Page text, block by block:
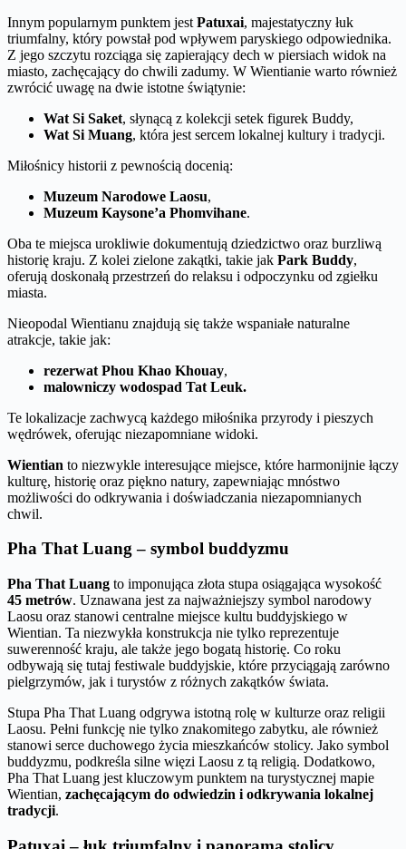
Innym popularnym punktem jest Patuxai, majestatyczny łuk
triumfalny, który powstał pod wpływem paryskiego odpowiednika.
Z jego szczytu rozciąga się zapierający dech w piersiach widok na
miasto, zachęcający do chwili zadumy. W Wientianie warto również
zwrócić uwagę na dwie istotne świątynie:
Wat Si Saket, słynącą z kolekcji setek figurek Buddy,
Wat Si Muang, która jest sercem lokalnej kultury i tradycji.
Miłośnicy historii z pewnością docenią:
Muzeum Narodowe Laosu,
Muzeum Kaysone’a Phomvihane.
Oba te miejsca urokliwie dokumentują dziedzictwo oraz burzliwą
historię kraju. Z kolei zielone zakątki, takie jak Park Buddy,
oferują doskonałą przestrzeń do relaksu i odpoczynku od zgiełku
miasta.
Nieopodal Wientianu znajdują się także wspaniałe naturalne
atrakcje, takie jak:
rezerwat Phou Khao Khouay,
malowniczy wodospad Tat Leuk.
Te lokalizacje zachwycą każdego miłośnika przyrody i pieszych
wędrówek, oferując niezapomniane widoki.
Wientian to niezwykle interesujące miejsce, które harmonijnie łączy
kulturę, historię oraz piękno natury, zapewniając mnóstwo
możliwości do odkrywania i doświadczania niezapomnianych
chwil.
Pha That Luang – symbol buddyzmu
Pha That Luang to imponująca złota stupa osiągająca wysokość
45 metrów. Uznawana jest za najważniejszy symbol narodowy
Laosu oraz stanowi centralne miejsce kultu buddyjskiego w
Wientian. Ta niezwykła konstrukcja nie tylko reprezentuje
suwerenność kraju, ale także jego bogatą historię. Co roku
odbywają się tutaj festiwale buddyjskie, które przyciągają zarówno
pielgrzymów, jak i turystów z różnych zakątków świata.
Stupa Pha That Luang odgrywa istotną rolę w kulturze oraz religii
Laosu. Pełni funkcję nie tylko znakomitego zabytku, ale również
stanowi serce duchowego życia mieszkańców stolicy. Jako symbol
buddyzmu, podkreśla silne więzi Laosu z tą religią. Dodatkowo,
Pha That Luang jest kluczowym punktem na turystycznej mapie
Wientian, zachęcającym do odwiedzin i odkrywania lokalnej
tradycji.